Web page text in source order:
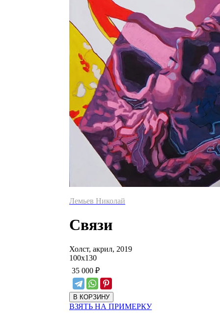
Лемьев Николай
Связи
Холст, акрил, 2019
100х130
35 000 ₽
ВЗЯТЬ НА ПРИМЕРКУ